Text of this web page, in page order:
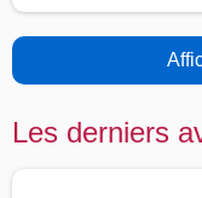
Les derniers